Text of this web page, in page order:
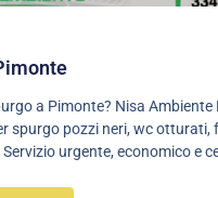
a Pimonte? Nisa Ambiente
spurgo pozzi neri, wc otturati,
urgente, economico e